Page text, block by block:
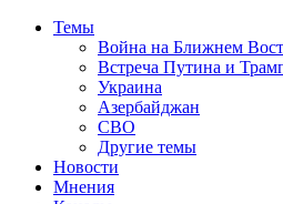
Темы
Война на Ближнем
Встреча Путина и
Украина
Азербайджан
СВО
Другие темы
Новости
Мнения